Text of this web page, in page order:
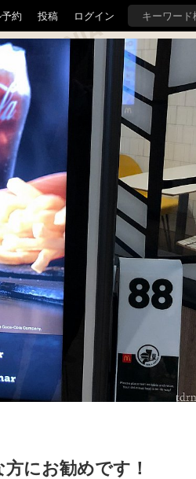
約 投稿 ログイン
にお勧めです！